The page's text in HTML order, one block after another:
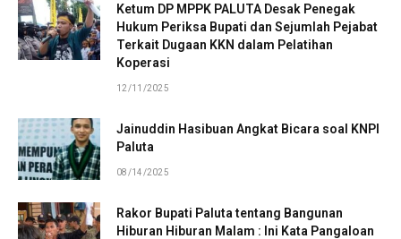
Ketum DP MPPK PALUTA Desak Penegak
Hukum Periksa Bupati dan Sejumlah Pejabat
Terkait Dugaan KKN dalam Pelatihan
Koperasi
12/11/2025
Jainuddin Hasibuan Angkat Bicara soal KNPI
Paluta
08/14/2025
Rakor Bupati Paluta tentang Bangunan
Hiburan Hiburan Malam : Ini Kata Pangaloan